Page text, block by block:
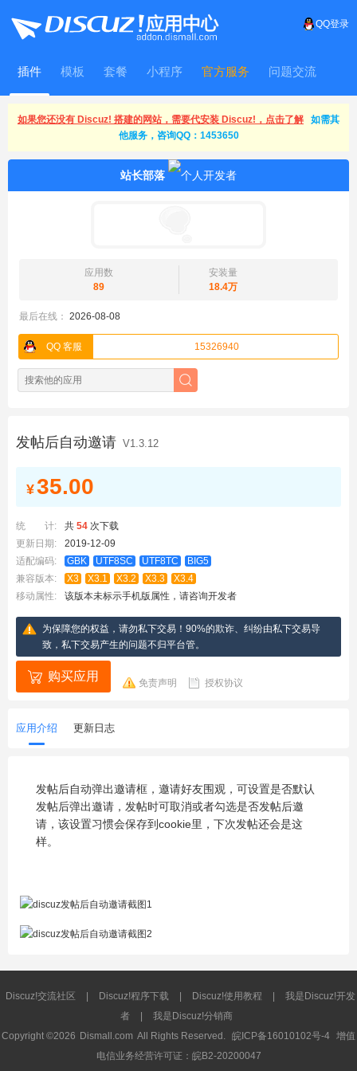
QQ登录
插件 模板 套餐 小程序 官方服务 问题交流
WitFrame
如果您还没有 Discuz! 搭建的网站，需要代安装 Discuz!，点击了解
如需其
他服务，咨询QQ：1453650
站长部落
应用数
89
安装量
18.4万
最后在线： 2026-08-08
QQ 客服 15326940
发帖后自动邀请 V1.3.12
¥35.00
统 计: 共 54 次下载
更新日期:
2019-12-09
适配编码:
GBK UTF8SC UTF8TC
BIG5
兼容版本:
X3 X3.1 X3.2 X3.3
X3.4
移动属性:
该版本未标示手机版属性，请咨询开发者
为保障您的权益，请勿私下交易！90%的欺诈、纠纷由私下交易导
致，私下交易产生的问题不归平台管。
购买应用 免责声明 授权协议
应用介绍 更新日志
发帖后自动弹出邀请框，邀请好友围观，可设置是否默认
发帖后弹出邀请，发帖时可取消或者勾选是否发帖后邀
请，该设置习惯会保存到cookie里，下次发帖还会是这
样。
Discuz!交流社区 Discuz!程序下载 Discuz!使用教程
我是Discuz!开发
者
我是Discuz!分销商
Copyright ©2026 Dismall.com All Rights Reserved. 皖ICP备16010102号-4 增值
电信业务经营许可证：皖B2-20200047